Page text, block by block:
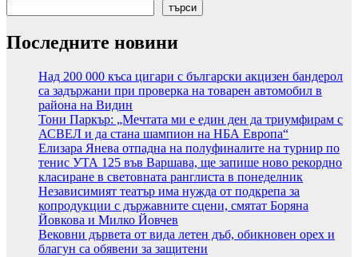
търси
Последните новини
Над 200 000 къса цигари с български акцизен бандерол
са задържани при проверка на товарен автомобил в
района на Видин
Тони Паркър: „Мечтата ми е един ден да триумфирам с
АСВЕЛ и да стана шампион на НБА Европа“
Елизара Янева отпадна на полуфиналите на турнир по
тенис УТА 125 във Варшава, ще запише ново рекордно
класиране в световната ранглиста в понеделник
Независимият театър има нужда от подкрепа за
копродукции с държавните сцени, смятат Боряна
Йовкова и Милко Йовчев
Вековни дървета от вида летен дъб, обикновен орех и
благун са обявени за защитени